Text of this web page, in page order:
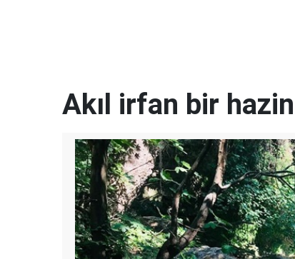
Akıl irfan bir